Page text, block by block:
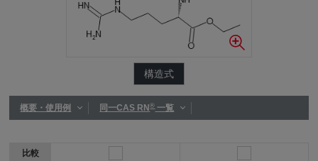
構造式
概要・使用例 同一CAS RN®一覧
比較